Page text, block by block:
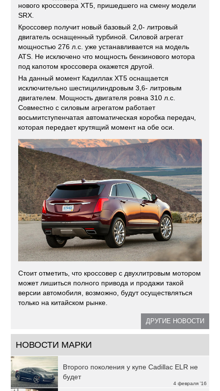
нового кроссовера XT5, пришедшего на смену модели
SRX.
Кроссовер получит новый базовый 2,0- литровый
двигатель оснащенный турбиной. Силовой агрегат
мощностью 276 л.с. уже устанавливается на модель
ATS. Не исключено что мощность бензинового мотора
под капотом кроссовера окажется другой.
На данный момент Кадиллак XT5 оснащается
исключительно шестицилиндровым 3,6- литровым
двигателем. Мощность двигателя ровна 310 л.с.
Совместно с силовым агрегатом работает
восьмитступенчатая автоматическая коробка передач,
которая передает крутящий момент на обе оси.
Стоит отметить, что кроссовер с двухлитровым мотором
может лишиться полного привода и продажи такой
версии автомобиля, возможно, будут осуществляться
только на китайском рынке.
ДРУГИЕ НОВОСТИ
НОВОСТИ МАРКИ
4 февраля '16
Второго поколения у купе Cadillac ELR не
будет